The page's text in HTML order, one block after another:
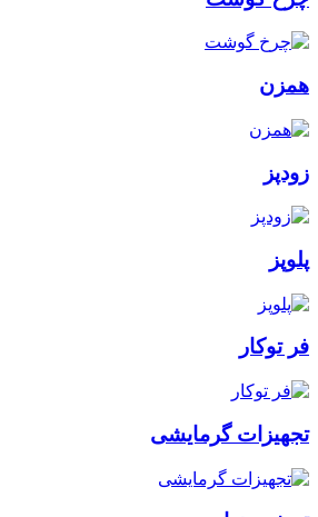
همزن
زودپز
پلوپز
فر توکار
تجهیزات گرمایشی